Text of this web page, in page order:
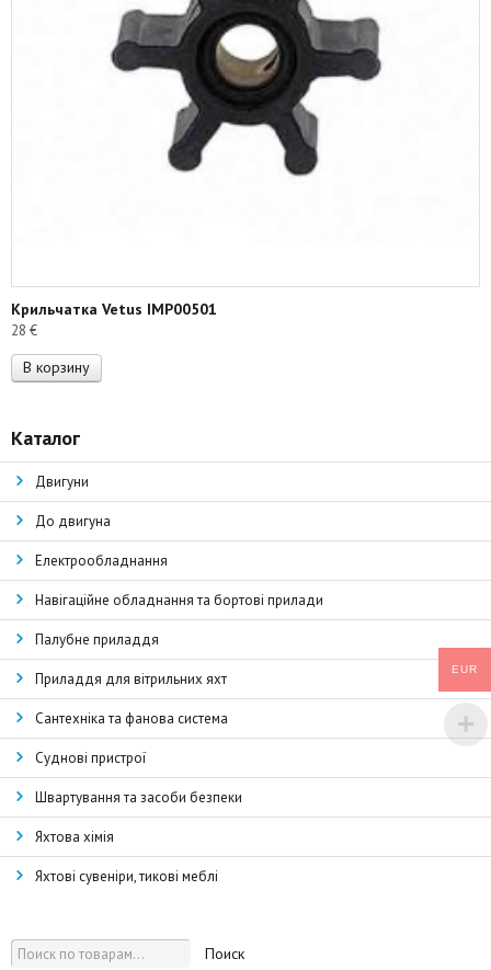
Крильчатка Vetus IMP00501
28 €
В корзину
Каталог
Двигуни
До двигуна
Електрообладнання
Навігаційне обладнання та бортові прилади
Палубне приладдя
Приладдя для вітрильних яхт
Сантехніка та фанова система
Суднові пристрої
Швартування та засоби безпеки
Яхтова хімія
Яхтові сувеніри, тикові меблі
Поиск
EUR